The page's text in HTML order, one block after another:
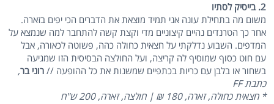
2. בייסיק לסתיו
משום מה בתחילת עונה אני תמיד מוצאת את הדברים הכי יפים בזארה.
אחר כך הטרנדים נהיים קיצוניים מדי וקצת קשה להתחבר למה שנמצא על
המדפים. השבוע נדלקתי על חצאית כחולה כהה, פשוטה לכאורה, אבל
עם חוט כסוף שמוסיף לה קריצה, ועל החולצה הבסיסית הזו שמגיעה
בשחור או בלבן עם כריות בכתפיים שמשנות את כל ההופעה //רוני בר,
כתבת FF
* חצאית כחולה, זארה, 180 ₪ | חולצה, זארה, 200 ש"ח